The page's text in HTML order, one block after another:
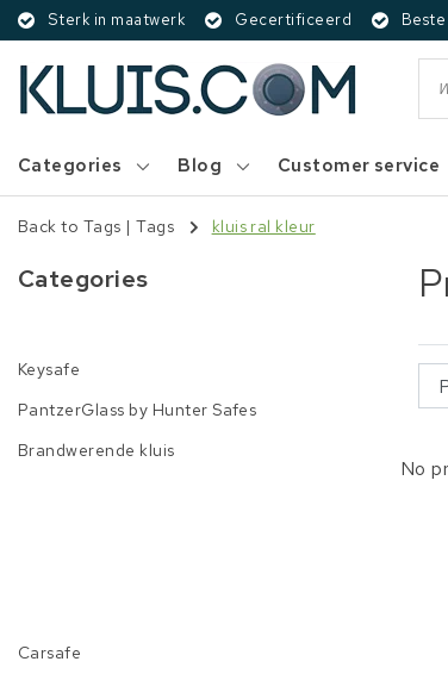
Sterk in maatwerk Gecertificeerd
Categories Blog Customer service
Back to Tags |Tags kluis ral kleur
Categories
Keysafe
PantzerGlass by Hunter Safes
Brandwerende kluis
Carsafe
No